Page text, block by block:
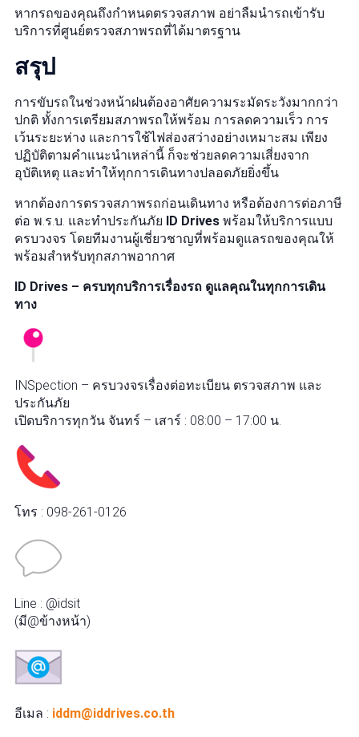
หากรถของคุณถึงกำหนดตรวจสภาพ อย่าลืมนำรถเข้ารับ
บริการที่ศูนย์ตรวจสภาพรถที่ได้มาตรฐาน
สรุป
การขับรถในช่วงหน้าฝนต้องอาศัยความระมัดระวังมากกว่า
ปกติ ทั้งการเตรียมสภาพรถให้พร้อม การลดความเร็ว การ
เว้นระยะห่าง และการใช้ไฟส่องสว่างอย่างเหมาะสม เพียง
ปฏิบัติตามคำแนะนำเหล่านี้ ก็จะช่วยลดความเสี่ยงจาก
อุบัติเหตุ และทำให้ทุกการเดินทางปลอดภัยยิ่งขึ้น
หากต้องการตรวจสภาพรถก่อนเดินทาง หรือต้องการต่อภาษี
ต่อ พ.ร.บ. และทำประกันภัย ID Drives พร้อมให้บริการแบบ
ครบวงจร โดยทีมงานผู้เชี่ยวชาญที่พร้อมดูแลรถของคุณให้
พร้อมสำหรับทุกสภาพอากาศ
ID Drives – ครบทุกบริการเรื่องรถ ดูแลคุณในทุกการเดิน
ทาง
INSpection – ครบวงจรเรื่องต่อทะเบียน ตรวจสภาพ และ
ประกันภัย
เปิดบริการทุกวัน จันทร์ – เสาร์ : 08:00 – 17:00 น.
โทร : 098-261-0126
Line : @idsit
(มี@ข้างหน้า)
อีเมล : iddm@iddrives.co.th